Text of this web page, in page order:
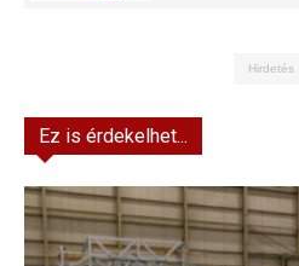
Hirdetés
Ez is érdekelhet...